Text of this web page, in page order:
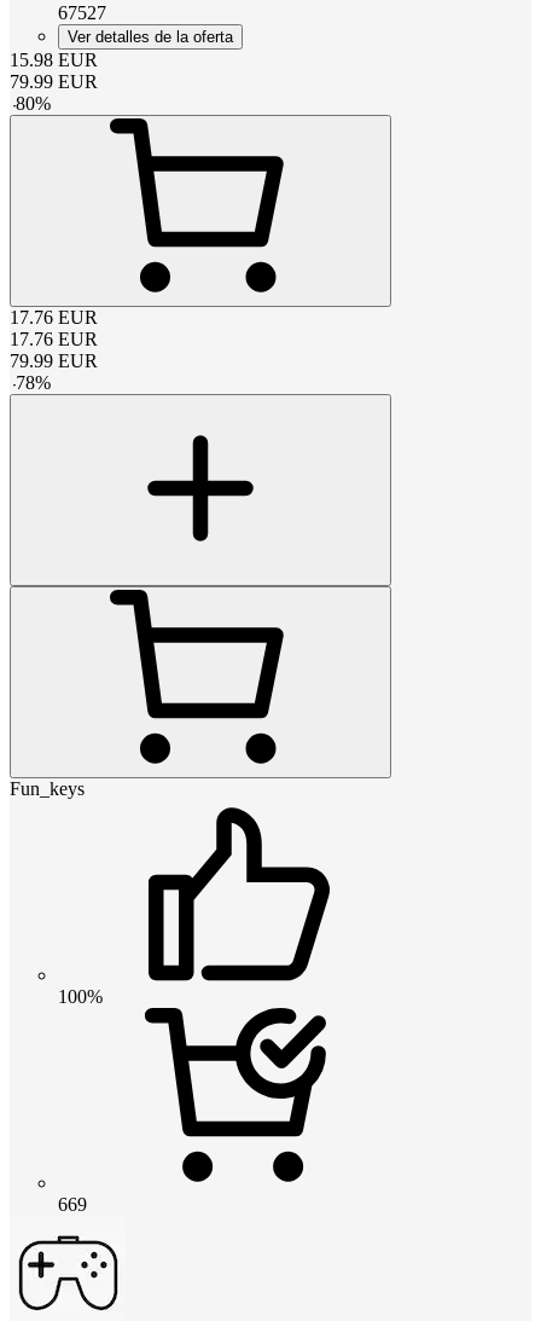
67527
Ver detalles de la oferta
15.98 EUR
79.99 EUR
-80%
17.76 EUR
17.76 EUR
79.99 EUR
-78%
Fun_keys
100%
669